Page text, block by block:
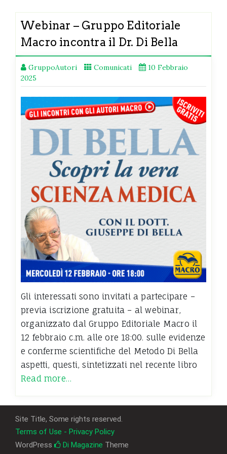
Webinar – Gruppo Editoriale
Macro incontra il Dr. Di Bella
GruppoAutori Comunicati
10 Febbraio
2025
Gli interessati sono invitati a partecipare –
previa iscrizione gratuita – al webinar,
organizzato dal Gruppo Editoriale Macro il
12 febbraio c.m. alle ore 18:00. sulle evidenze
e conferme scientifiche del Metodo Di Bella
aspetti, questi, sintetizzati nel recente libro
Read more…
Site Title, Some rights reserved.
Terms of Use - Privacy Policy
WordPress
Di Magazine Theme